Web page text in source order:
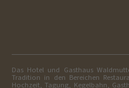
Das Hotel und Gasthaus
Tradition in den Bereichen
Hochzeit, Tagung, Kegelbahn,